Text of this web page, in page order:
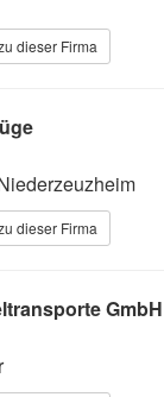
dieser Firma
dieser Firma
GmbH